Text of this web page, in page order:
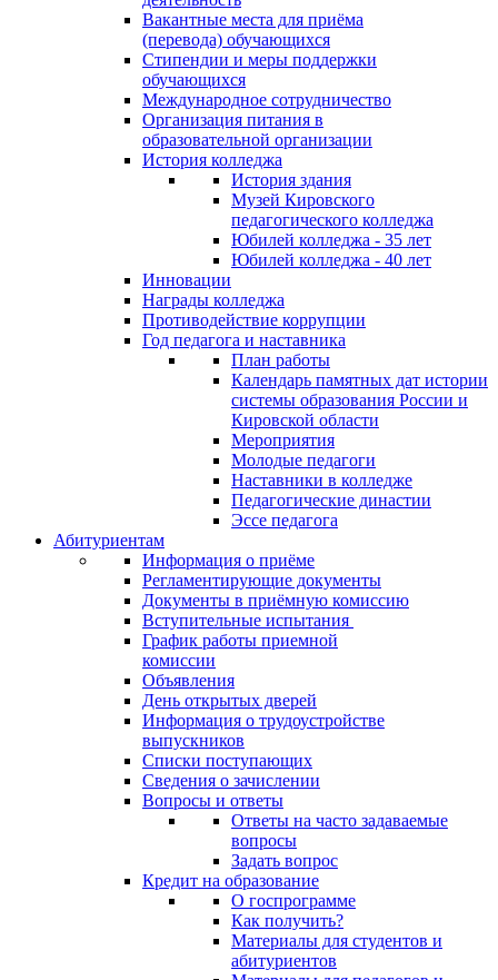
Вакантные места для приёма
(перевода) обучающихся
Стипендии и меры поддержки
обучающихся
Международное сотрудничество
Организация питания в
образовательной организации
История колледжа
История здания
Музей Кировского
педагогического колледжа
Юбилей колледжа - 35 лет
Юбилей колледжа - 40 лет
Инновации
Награды колледжа
Противодействие коррупции
Год педагога и наставника
План работы
Календарь памятных дат истории
системы образования России и
Кировской области
Мероприятия
Молодые педагоги
Наставники в колледже
Педагогические династии
Эссе педагога
Абитуриентам
Информация о приёме
Регламентирующие документы
Документы в приёмную комиссию
Вступительные испытания
График работы приемной
комиссии
Объявления
День открытых дверей
Информация о трудоустройстве
выпускников
Списки поступающих
Сведения о зачислении
Вопросы и ответы
Ответы на часто задаваемые
вопросы
Задать вопрос
Кредит на образование
О госпрограмме
Как получить?
Материалы для студентов и
абитуриентов